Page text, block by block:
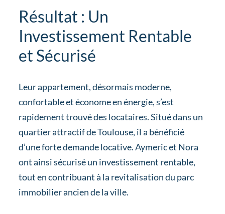
Résultat : Un
Investissement Rentable
et Sécurisé
Leur appartement, désormais moderne,
confortable et économe en énergie, s’est
rapidement trouvé des locataires. Situé dans un
quartier attractif de Toulouse, il a bénéficié
d’une forte demande locative. Aymeric et Nora
ont ainsi sécurisé un investissement rentable,
tout en contribuant à la revitalisation du parc
immobilier ancien de la ville.